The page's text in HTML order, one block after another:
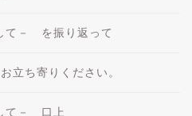
て－ を振り返って
立ち寄りください。
て－ 口上